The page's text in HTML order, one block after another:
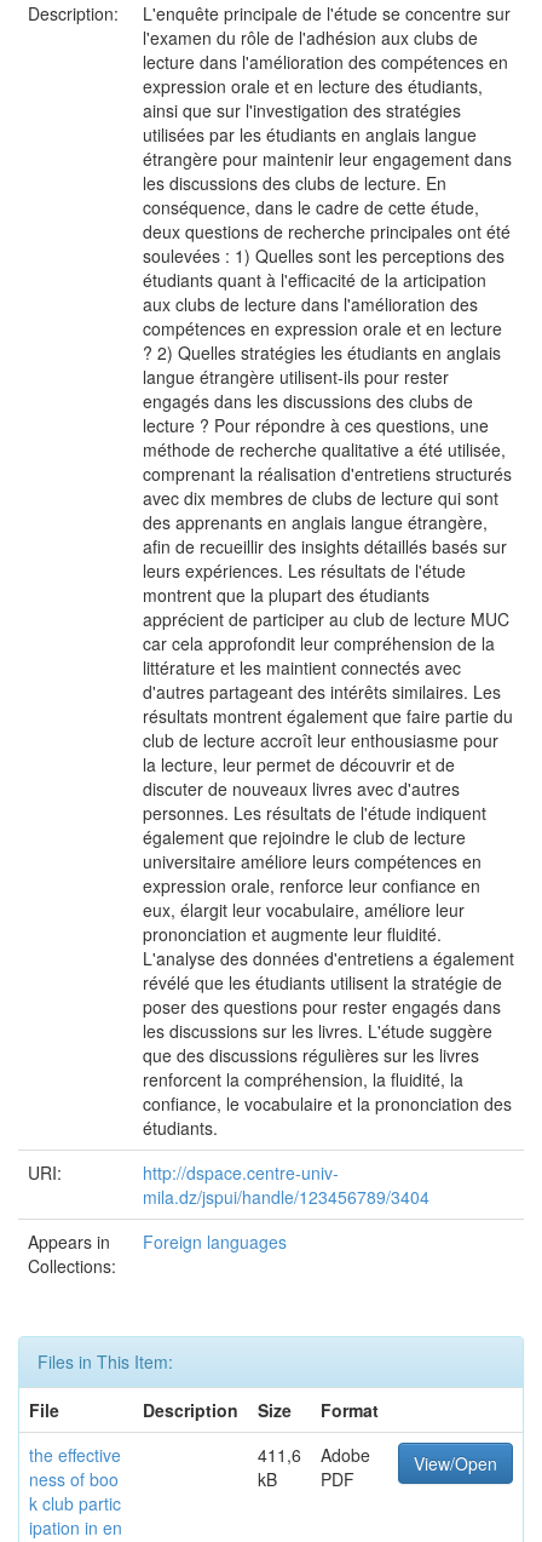
Description:
L'enquête principale de l'étude se concentre sur
l'examen du rôle de l'adhésion aux clubs de
lecture dans l'amélioration des compétences en
expression orale et en lecture des étudiants,
ainsi que sur l'investigation des stratégies
utilisées par les étudiants en anglais langue
étrangère pour maintenir leur engagement dans
les discussions des clubs de lecture. En
conséquence, dans le cadre de cette étude,
deux questions de recherche principales ont été
soulevées : 1) Quelles sont les perceptions des
étudiants quant à l'efficacité de la articipation
aux clubs de lecture dans l'amélioration des
compétences en expression orale et en lecture
? 2) Quelles stratégies les étudiants en anglais
langue étrangère utilisent-ils pour rester
engagés dans les discussions des clubs de
lecture ? Pour répondre à ces questions, une
méthode de recherche qualitative a été utilisée,
comprenant la réalisation d'entretiens structurés
avec dix membres de clubs de lecture qui sont
des apprenants en anglais langue étrangère,
afin de recueillir des insights détaillés basés sur
leurs expériences. Les résultats de l'étude
montrent que la plupart des étudiants
apprécient de participer au club de lecture MUC
car cela approfondit leur compréhension de la
littérature et les maintient connectés avec
d'autres partageant des intérêts similaires. Les
résultats montrent également que faire partie du
club de lecture accroît leur enthousiasme pour
la lecture, leur permet de découvrir et de
discuter de nouveaux livres avec d'autres
personnes. Les résultats de l'étude indiquent
également que rejoindre le club de lecture
universitaire améliore leurs compétences en
expression orale, renforce leur confiance en
eux, élargit leur vocabulaire, améliore leur
prononciation et augmente leur fluidité.
L'analyse des données d'entretiens a également
révélé que les étudiants utilisent la stratégie de
poser des questions pour rester engagés dans
les discussions sur les livres. L'étude suggère
que des discussions régulières sur les livres
renforcent la compréhension, la fluidité, la
confiance, le vocabulaire et la prononciation des
étudiants.
URI:
http://dspace.centre-univ-
mila.dz/jspui/handle/123456789/3404
Appears in
Collections:
Foreign languages
Files in This Item:
File
Description Size
Format
the effective
ness of boo
k club partic
ipation in en
411,6
kB
Adobe
PDF
View/Open